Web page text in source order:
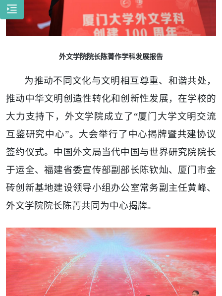
外文学院院长陈菁作学科发展报告
为推动不同文化与文明相互尊重、和谐共处，
推动中华文明创造性转化和创新性发展，在学校的
大力支持下，外文学院成立了“厦门大学文明交流
互鉴研究中心”。大会举行了中心揭牌暨共建协议
签约仪式。中国外文局当代中国与世界研究院院长
于运全、福建省委宣传部副部长陈钦灿、厦门市金
砖创新基地建设领导小组办公室常务副主任黄峰、
外文学院院长陈菁共同为中心揭牌。